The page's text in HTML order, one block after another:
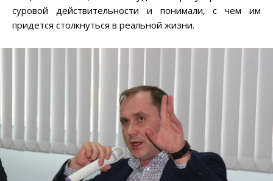
суровой действительности и понимали, с чем им
придется столкнуться в реальной жизни.